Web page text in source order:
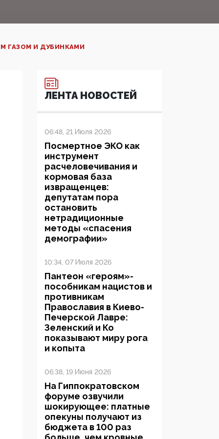
ГАЗОМ И ДУБИНКАМИ
ЛЕНТА НОВОСТЕЙ
06:48, 21 Июля 2026
Посмертное ЭКО как
инструмент
расчеловечивания и
кормовая база
извращенцев:
депутатам пора
остановить
нетрадиционные
методы «спасения
демографии»
10:34, 07 Июля 2026
Пантеон «героям»-
пособникам нацистов и
противникам
Православия в Киево-
Печерской Лавре:
Зеленский и Ко
показывают миру рога
и копыта
06:38, 19 Июня 2026
На Гиппократовском
форуме озвучили
шокирующее: платные
опекуны получают из
бюджета в 100 раз